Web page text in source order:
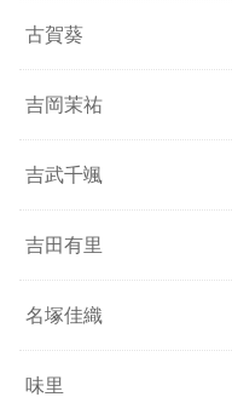
古賀葵
吉岡茉祐
吉武千颯
吉田有里
名塚佳織
味里